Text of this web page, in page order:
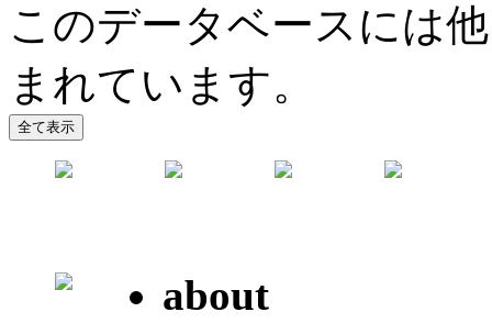
このデータベースには
まれています。
about